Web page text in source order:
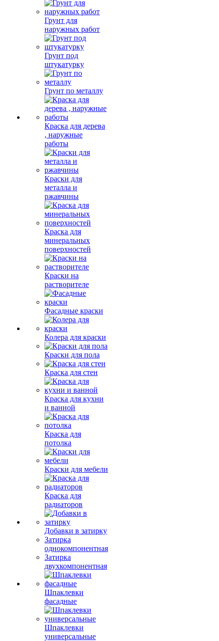
Грунт для
наружных работ
Грунт под
штукатурку
Грунт по металлу
Краска для дерева
, наружные
работы
Краски для
металла и
ржавчины
Краска для
минеральных
поверхностей
Краски на
растворителе
Фасадные краски
Колера для краски
Краски для пола
Краска для стен
Краска для кухни
и ванной
Краска для
потолка
Краски для мебели
Краска для
радиаторов
Добавки в затирку
Затирка
однокомпонентная
Затирка
двухкомпонентная
Шпаклевки
фасадные
Шпаклевки
универсальные